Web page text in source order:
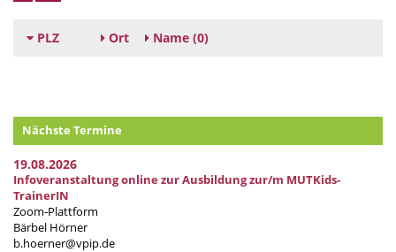
PLZ Ort Name (0)
Nächste Termine
19.08.2026
Infoveranstaltung online zur Ausbildung zur/m MUTKids-
TrainerIN
Zoom-Plattform
Bärbel Hörner
b.hoerner@vpip.de